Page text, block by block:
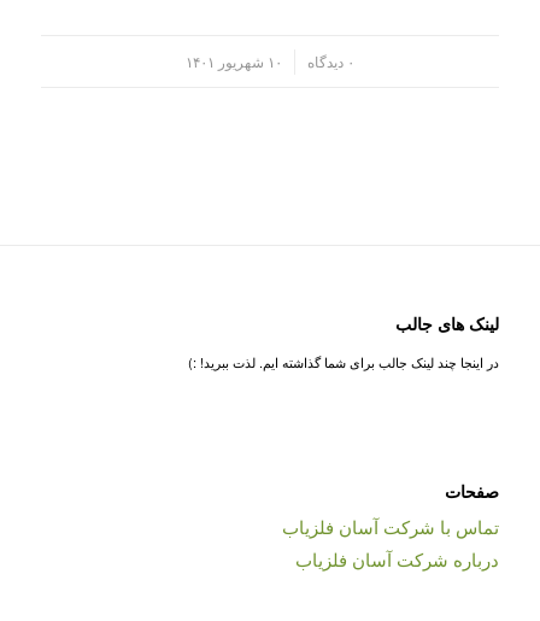
۰ دیدگاه ۱۰ شهریور ۱۴۰۱
لینک های جالب
در اینجا چند لینک جالب برای شما گذاشته ایم. لذت ببرید! :)
صفحات
تماس با شرکت آسان فلزیاب
درباره شرکت آسان فلزیاب